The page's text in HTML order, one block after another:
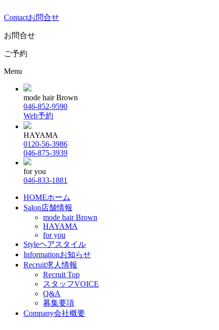
Contactお問合せ
お問合せ
ご予約
Menu
mode hair Brown
046-852-9590
Web予約
HAYAMA
0120-56-3986
046-875-3939
for you
046-833-1881
HOMEホーム
Salon店舗情報
mode hair Brown
HAYAMA
for you
Styleヘアスタイル
Informationお知らせ
Recruit求人情報
Recruit Top
スタッフVOICE
Q&A
募集要項
Company会社概要